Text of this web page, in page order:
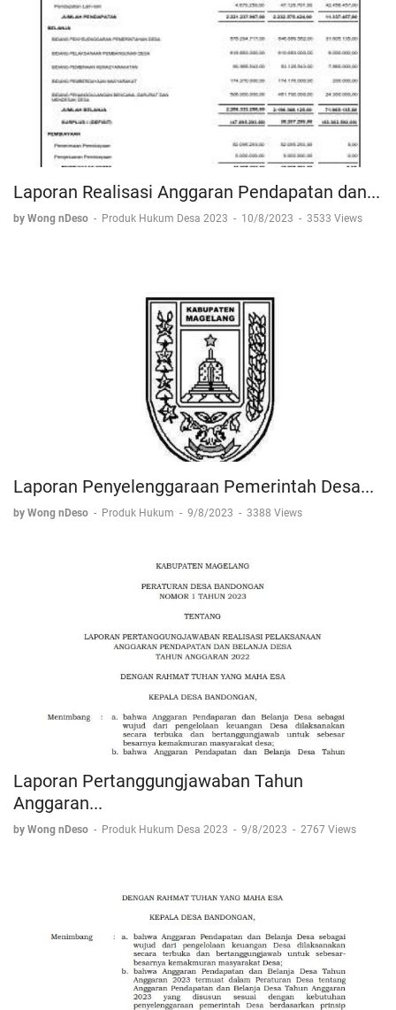
Laporan Realisasi Anggaran Pendapatan dan...
by Wong nDeso - Produk Hukum Desa 2023 - 10/8/2023 - 3533 Views
Laporan Penyelenggaraan Pemerintah Desa...
by Wong nDeso - Produk Hukum - 9/8/2023 - 3388 Views
Laporan Pertanggungjawaban Tahun
Anggaran...
by Wong nDeso - Produk Hukum Desa 2023 - 9/8/2023 - 2767 Views